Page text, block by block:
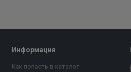
Информация
Как попасть в каталог